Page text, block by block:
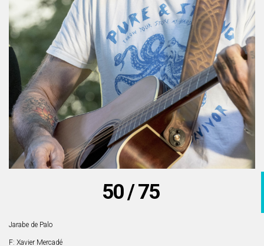
50 / 75
Jarabe de Palo
F: Xavier Mercadé